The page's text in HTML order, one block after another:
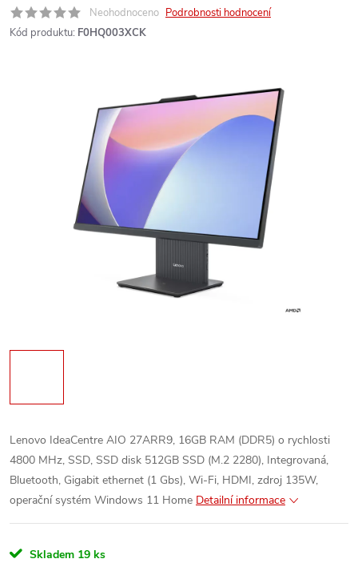
Neohodnoceno Podrobnosti hodnocení
Kód produktu: F0HQ003XCK
Lenovo IdeaCentre AIO 27ARR9, 16GB RAM (DDR5) o rychlosti
4800 MHz, SSD, SSD disk 512GB SSD (M.2 2280), Integrovaná,
Bluetooth, Gigabit ethernet (1 Gbs), Wi-Fi, HDMI, zdroj 135W,
operační systém Windows 11 Home Detailní informace
Skladem 19 ks